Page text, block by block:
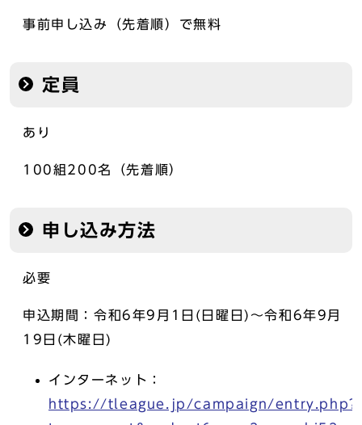
事前申し込み（先着順）で無料
定員
あり
100組200名（先着順）
申し込み方法
必要
申込期間：令和6年9月1日(日曜日)～令和6年9月
19日(木曜日)
インターネット：
https://tleague.jp/campaign/entry.php?